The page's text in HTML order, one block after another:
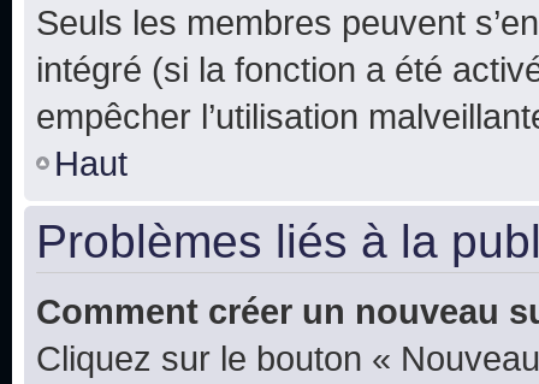
Seuls les membres peuvent
intégré (si la fonction a été
empêcher l’utilisation
Haut
Problèmes liés à la
Comment créer un nouveau
Cliquez sur le bouton «